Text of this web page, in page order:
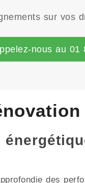
sur vos
nous au 01
des